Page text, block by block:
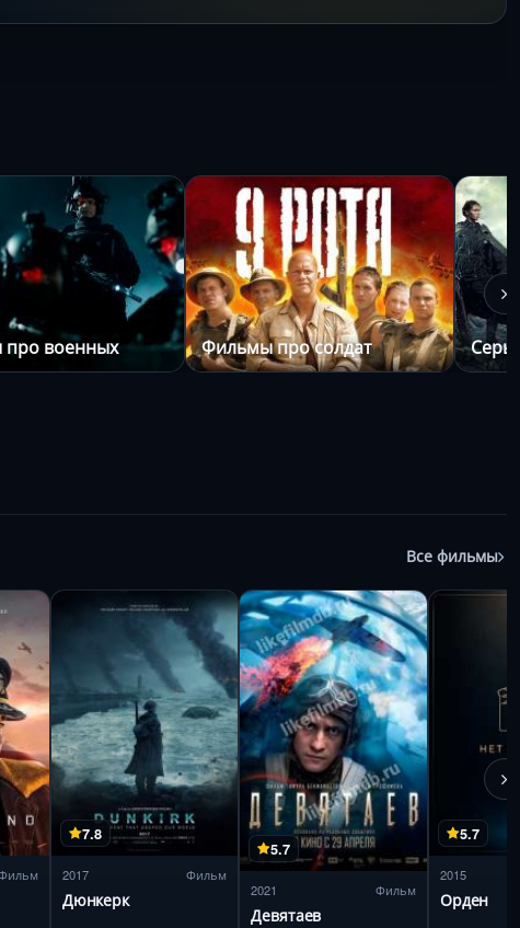
военных Фильмы про солдат
Все фильмы
7.8
2017 Фильм
Дюнкерк
5.7
2021 Фильм
Девятаев
5.7
2015
Орден